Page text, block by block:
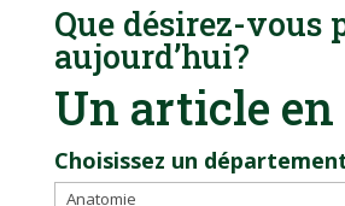
Que désirez-vous
aujourd’hui?
Un article en
Choisissez un